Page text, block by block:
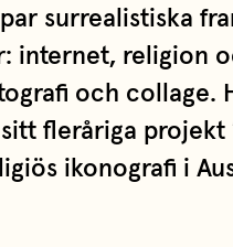
surrealistiska
internet, religion
och collage.
fleråriga projekt
ikonografi i